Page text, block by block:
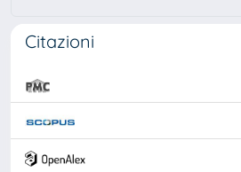
Citazioni